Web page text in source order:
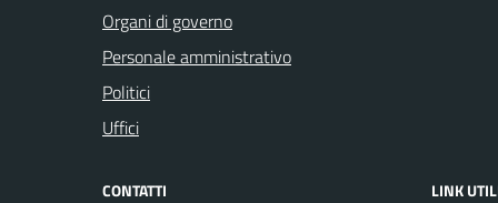
Organi di governo
Personale amministrativo
Politici
Uffici
CONTATTI LINK